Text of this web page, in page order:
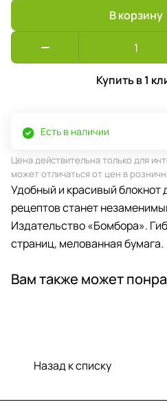
В корзину
Купить в 1
Есть в наличии
Цена действительна только для
может отличаться от цен в
Удобный и красивый
рецептов станет
Издательство «Бомбора».
страниц, мелованная бумага.
Вам также может
Назад к списку